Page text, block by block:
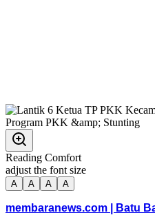
Reading Comfort
adjust the font size
A A A A
membaranews.com | Batu